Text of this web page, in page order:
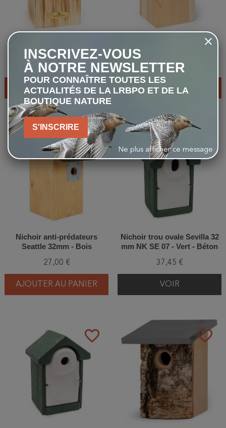
Nichoir Anson 34mm - Bois
18,00 €
AJOUTER AU PANIER
Nichoir Vail 32mm - Bois
23,00 €
AJOUTER AU PANIER
favorite_border
Nichoir anti‑prédateurs
Seattle 32mm - Bois
27,00 €
AJOUTER AU PANIER
Nichoir trou ovale Sevilla 32
mm NK SE 07 - Vert - Béton
37,45 €
VOIR
favorite_border favorite_border
INSCRIVEZ-VOUS
À NOTRE NEWSLETTER
POUR CONNAÎTRE TOUTES LES
ACTUALITÉS DE LA LRBPO ET DE LA
BOUTIQUE NATURE
S'INSCRIRE
Ne plus afficher ce message